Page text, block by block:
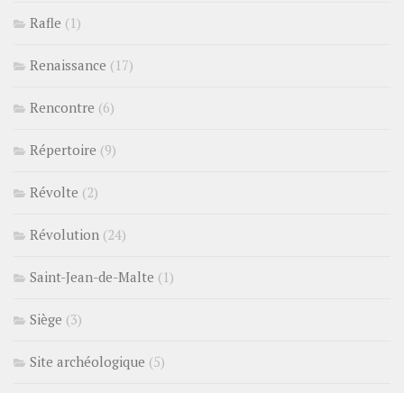
Rafle (1)
Renaissance (17)
Rencontre (6)
Répertoire (9)
Révolte (2)
Révolution (24)
Saint-Jean-de-Malte (1)
Siège (3)
Site archéologique (5)